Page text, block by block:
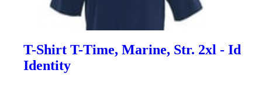
T-Shirt T-Time, Marine, Str. 2xl - Id
Identity